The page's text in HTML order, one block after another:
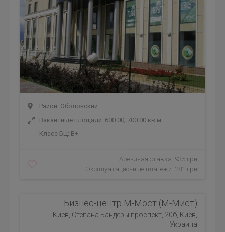
Район: Оболонский
Вакантные площади: 600.00; 700.00 кв.м
Класс БЦ: B+
Арендная ставка: 935 грн
Эксплуатационные платежи: 281 грн
Бизнес-центр М-Мост (М-Мист)
Киев, Степана Бандеры проспект, 20б, Киев,
Украина